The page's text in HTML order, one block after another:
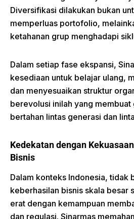
Diversifikasi dilakukan bukan
memperluas portofolio,
ketahanan grup menghadapi
Dalam setiap fase ekspansi,
kesediaan untuk belajar ulang,
dan menyesuaikan struktur
berevolusi inilah yang membuat
bertahan lintas generasi dan
Kedekatan dengan
Bisnis
Dalam konteks Indonesia, tidak
keberhasilan bisnis skala besar
erat dengan kemampuan
dan regulasi. Sinarmas